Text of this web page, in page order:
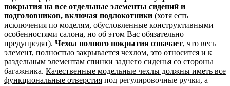
покрытия на все отдельные элементы сидений и
подголовников, включая подлокотники (хотя есть
исключения по моделям, обусловленные конструктивными
особенностями салона, но об этом Вас обязательно
предупредят). Чехол полного покрытия означает, что весь
элемент, полностью закрывается чехлом, это относится и к
раздельным элементам спинки заднего сиденья со стороны
багажника. Качественные модельные чехлы должны иметь все
функциональные отверстия под регулировочные ручки, а